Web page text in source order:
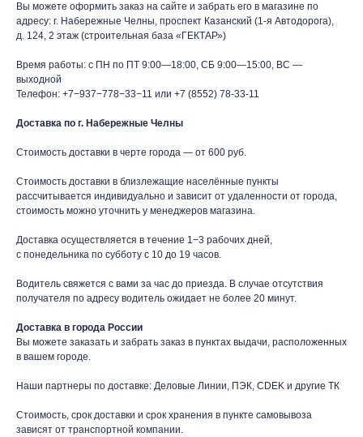
Вы можете оформить заказ на сайте и забрать его в магазине по
адресу: г. Набережные Челны, проспект Казанский (1-я Автодорога),
д. 124, 2 этаж (строительная база «ГЕКТАР»)
Время работы: с ПН по ПТ 9:00—18:00, СБ 9:00—15:00, ВС —
выходной
Телефон: +7−937−778−33−11 или +7 (8552) 78-33-11
Доставка по г. Набережные Челны
Стоимость доставки в черте города — от 600 руб.
Стоимость доставки в близлежащие населённые пункты
рассчитывается индивидуально и зависит от удаленности от города,
стоимость можно уточнить у менеджеров магазина.
Доставка осуществляется в течение 1−3 рабочих дней,
с понедельника по субботу с 10 до 19 часов.
Водитель свяжется с вами за час до приезда. В случае отсутствия
получателя по адресу водитель ожидает не более 20 минут.
Доставка в города России
Вы можете заказать и забрать заказ в пунктах выдачи, расположенных
в вашем городе.
Наши партнеры по доставке: Деловые Линии, ПЭК, CDEK и другие ТК
Стоимость, срок доставки и срок хранения в пункте самовывоза
зависят от транспортной компании.